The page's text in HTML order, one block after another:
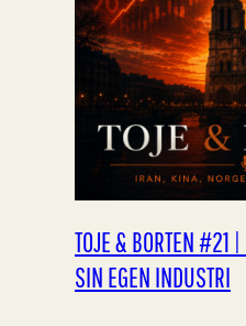
TOJE & BORTEN #21
SIN EGEN INDUSTRI